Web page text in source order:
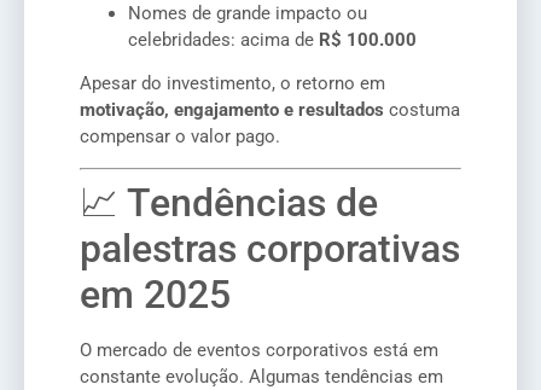
Nomes de grande impacto ou
celebridades: acima de R$ 100.000
Apesar do investimento, o retorno em
motivação, engajamento e resultados costuma
compensar o valor pago.
📈 Tendências de
palestras corporativas
em 2025
O mercado de eventos corporativos está em
constante evolução. Algumas tendências em